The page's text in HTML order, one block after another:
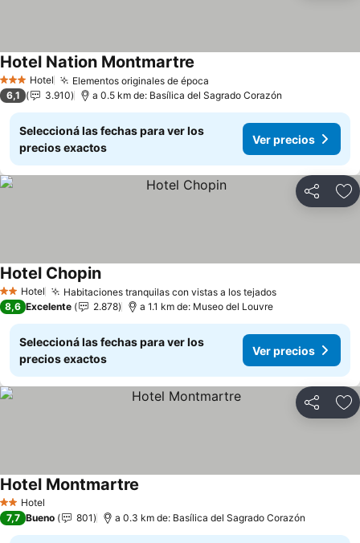
3 Estrellas
Hotel Elementos originales de época
Hotel Nation Montmartre
6,1 3.910 a 0.5 km de: Basílica del Sagrado Corazón
Seleccioná las fechas para ver los
precios exactos
Ver precios
Compartir
2 Estrellas
Hotel Habitaciones tranquilas con vistas a los tejados
Hotel Chopin
8,6 Excelente 2.878 a 1.1 km de: Museo del Louvre
Seleccioná las fechas para ver los
precios exactos
Ver precios
Compartir
2 Estrellas
Hotel
Hotel Montmartre
7,7 Bueno 801 a 0.3 km de: Basílica del Sagrado Corazón